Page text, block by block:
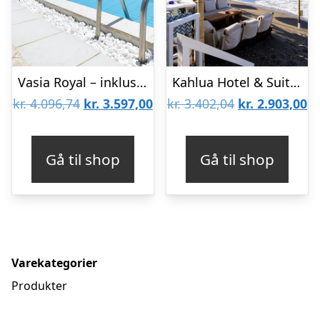
Vasia Royal – inklusiv billeje
kr.4.096,74 Den
kr. 4.096,74.
kr. 3.597,00Den
kr. 3.597,00.
Gå til shop
Kahlua Hotel & Suites
kr.3.402,04 Den
kr. 3.402,04.
kr. 2.903,00
Gå til shop
Varekategorier
Produkter